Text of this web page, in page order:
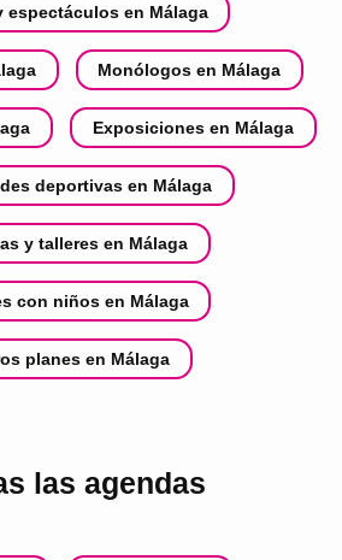
espectáculos en Málaga
Monólogos en Málaga
Exposiciones en Málaga
deportivas en Málaga
y talleres en Málaga
con niños en Málaga
planes en Málaga
las agendas